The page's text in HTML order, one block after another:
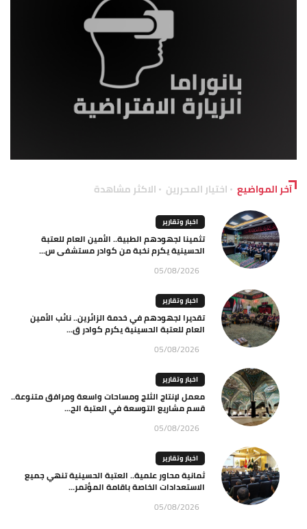
آخر المواضيع اختيار المحررين الاكثر مشاهدة
اخبار وتقارير
تثمينا لجهودهم الطبية.. الأمين العام للعتبة
الحسينية يكرم نخبة من كوادر مستشفى س...
05/08/2026
اخبار وتقارير
تقديرا لجهودهم في خدمة الزائرين.. نائب الأمين
العام للعتبة الحسينية يكرم كوادر ق...
05/08/2026
اخبار وتقارير
معمل لإنتاج الثلج ومساحات واسعة ومرافق متنوعة..
قسم مشاريع التوسعة في العتبة الح...
05/08/2026
اخبار وتقارير
ثمانية محاور علمية.. العتبة الحسينية تنهي جميع
الاستعدادات الخاصة باقامة المؤتمر...
05/08/2026